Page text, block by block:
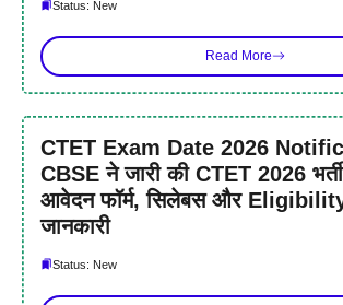
Status: New
Read More
CTET Exam Date 2026
CBSE ने जारी की CTET 2026
आवेदन फॉर्म, सिलेबस और Eligibility
जानकारी
Status: New